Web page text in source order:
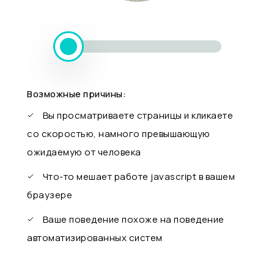
Возможные причины:
Вы просматриваете страницы и кликаете
со скоростью, намного превышающую
ожидаемую от человека
Что-то мешает работе javascript в вашем
браузере
Ваше поведение похоже на поведение
автоматизированных систем